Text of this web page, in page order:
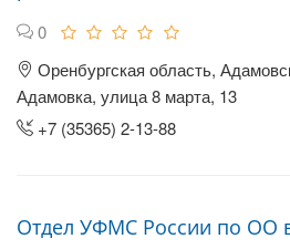
0
Оренбургская область,
Адамовка, улица 8 марта, 13
+7 (35365) 2-13-88
Отдел УФМС России по ОО